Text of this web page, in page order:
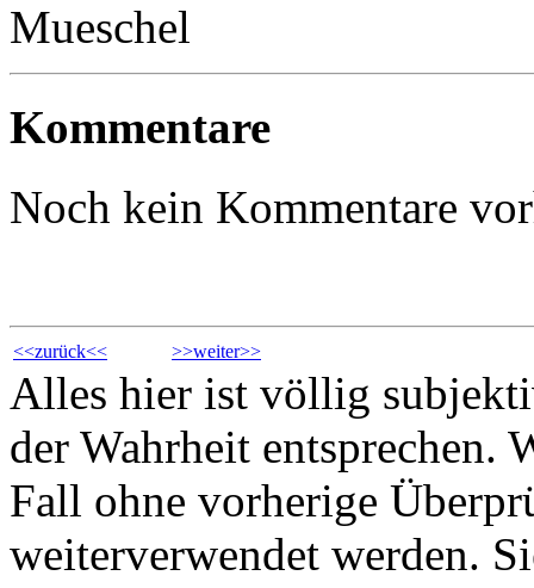
Mueschel
Kommentare
Noch kein Kommentare
<<zurück<< >>weiter>>
Alles hier ist völlig
der Wahrheit entsprechen.
Fall ohne vorherige
weiterverwendet werden.